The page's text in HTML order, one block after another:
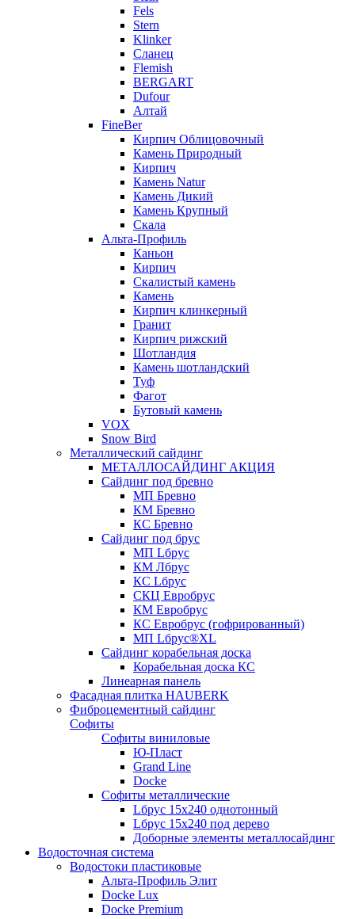
Fels
Stern
Klinker
Сланец
Flemish
BERGART
Dufour
Алтай
FineBer
Кирпич Облицовочный
Камень Природный
Кирпич
Камень Natur
Камень Дикий
Камень Крупный
Скала
Альта-Профиль
Каньон
Кирпич
Скалистый камень
Камень
Кирпич клинкерный
Гранит
Кирпич рижский
Шотландия
Камень шотландский
Туф
Фагот
Бутовый камень
VOX
Snow Bird
Металлический сайдинг
МЕТАЛЛОСАЙДИНГ АКЦИЯ
Сайдинг под бревно
МП Бревно
КМ Бревно
КС Бревно
Сайдинг под брус
МП Lбрус
КМ Лбрус
КС Lбрус
СКЦ Евробрус
КМ Евробрус
КС Евробрус (гофрированный)
МП Lбрус®XL
Сайдинг корабельная доска
Корабельная доска КС
Линеарная панель
Фасадная плитка HAUBERK
Фиброцементный сайдинг
Софиты
Софиты виниловые
Ю-Пласт
Grand Line
Docke
Софиты металлические
Lбрус 15x240 однотонный
Lбрус 15x240 под дерево
Доборные элементы металлосайдинг
Водосточная система
Водостоки пластиковые
Альта-Профиль Элит
Docke Lux
Docke Premium